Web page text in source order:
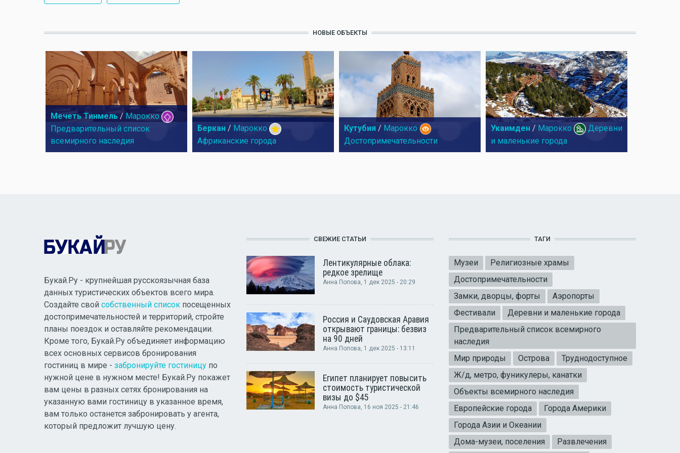
НОВЫЕ ОБЪЕКТЫ
Мечеть Тинмель / Марокко
Предварительный список
всемирного наследия
Беркан / Марокко
Африканские города
Кутубия / Марокко
Достопримечательности
Укаимден / Марокко
Деревни
и маленькие города
Букай.Ру - крупнейшая русскоязычная база
данных туристических объектов всего мира.
Создайте свой собственный список посещенных
достопримечательностей и территорий, стройте
планы поездок и оставляйте рекомендации.
Кроме того, Букай.Ру объединяет информацию
всех основных сервисов бронирования
гостиниц в мире - забронируйте гостиницу по
нужной цене в нужном месте! Букай.Ру покажет
вам цены в разных сетях бронирования на
указанную вами гостиницу в указанное время,
вам только останется забронировать у агента,
который предложит лучшую цену.
СВЕЖИЕ СТАТЬИ
Лентикулярные облака:
редкое зрелище
Анна Попова, 1 дек 2025 - 20:29
Россия и Саудовская Аравия
открывают границы: безвиз
на 90 дней
Анна Попова, 1 дек 2025 - 13:11
Египет планирует повысить
стоимость туристической
визы до $45
Анна Попова, 16 ноя 2025 - 21:46
ТАГИ
Музеи
Религиозные храмы
Достопримечательности
Замки, дворцы, форты
Аэропорты
Фестивали
Деревни и маленькие города
Предварительный список всемирного
наследия
Мир природы
Острова
Труднодоступное
Ж/д, метро, фуникулеры, канатки
Объекты всемирного наследия
Европейские города
Города Америки
Города Азии и Океании
Дома-музеи, поселения
Развлечения